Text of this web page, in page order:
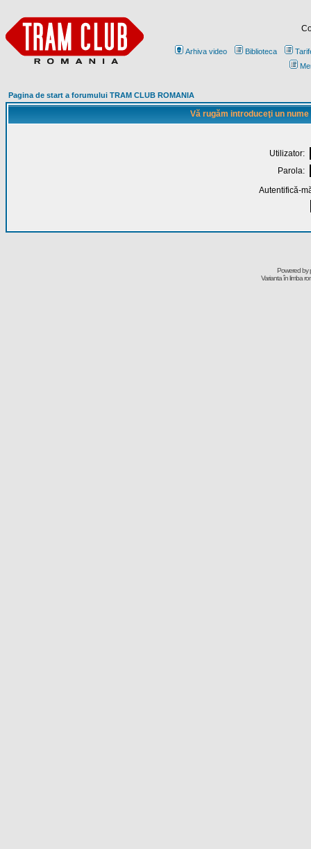
Arhiva video Biblioteca
Pagina de start a forumului TRAM CLUB ROMANIA
Vă rugăm introduceţi un
Utilizator:
Parola:
Autentifică-
Powered by
Varianta în limba